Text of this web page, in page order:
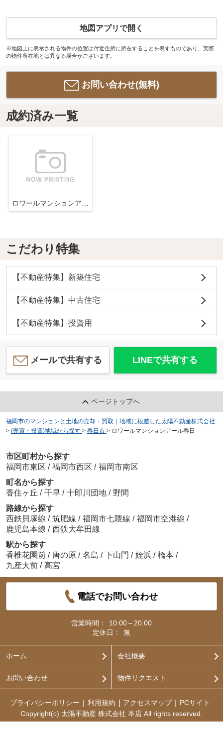
地図アプリで開く
※地図上に表示される物件の位置は付近住所に所在することを表すものであり、実際
の物件所在地とは異なる場合がございます。
お問い合わせ(無料)
成約済み一覧
こだわり特集
【不動産特集】新築住宅
【不動産特集】中古住宅
【不動産特集】投資用
メールで共有する LINEで共有する
ページトップへ
福岡市のマンションと土地の売却・買取｜地域に根差した太陽不動産株式会社
> (売買・投資)地域から探す > 春日市 > ロワールマンションアール春日
市区町村から探す
福岡市東区 / 福岡市西区 / 福岡市南区
町名から探す
香住ヶ丘 / 千早 / 十郎川団地 / 野間
路線から探す
西鉄貝塚線 / 筑肥線 / 福岡市七隈線 / 福岡市空港線 /
鹿児島本線 / 西鉄大牟田線
駅から探す
香椎花園前 / 唐の原 / 名島 / 下山門 / 姪浜 / 橋本 /
九産大前 / 高宮
電話でお問い合わせ
営業時間：
10:00～20:00
定休日：
無
ホーム 会社概要
お問い合わせ 物件リクエスト
プライバシーポリシー 利用規約 アクセスマップ
PCサイト
Copyright(c) 太陽不動産 株式会社 本店 All rights reserved.